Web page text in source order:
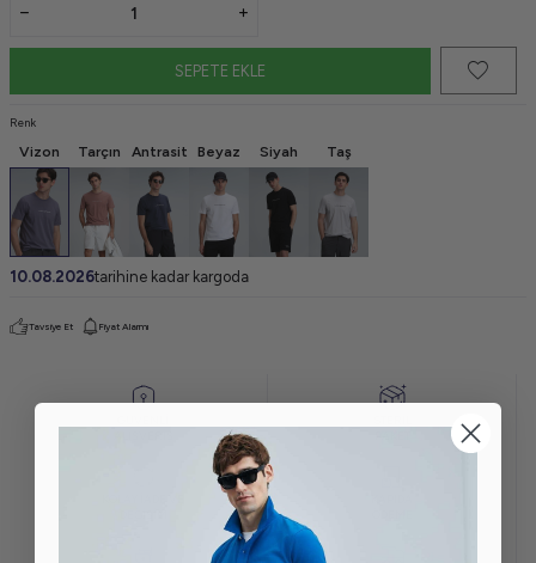
SEPETE EKLE
Renk
Vizon Tarçın Antrasit Beyaz Siyah Taş
10.08.2026tarihine kadar kargoda
Tavsiye Et Fiyat Alarmı